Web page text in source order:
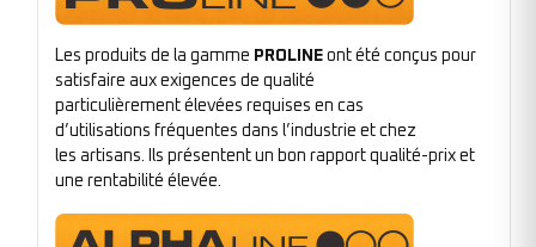
Les produits de la gamme PROLINE ont été conçus pour
satisfaire aux exigences de qualité
particulièrement élevées requises en cas
d’utilisations fréquentes dans l’industrie et chez
les artisans. Ils présentent un bon rapport qualité-prix et
une rentabilité élevée.